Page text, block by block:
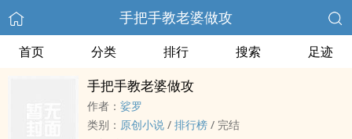
手把手教老婆做攻
首页 分类 排行 搜索 足迹
手把手教老婆做攻
作者： 娑罗
类别： 原创小说 / 排行榜 / 完结